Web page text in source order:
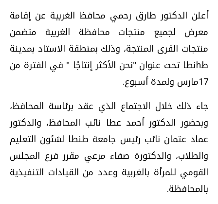
أعلن الدكتور طارق رحمي محافظ الغربية عن إقامة
معرض لجميع منتجات محافظة الغربية متضمن
منتجات القرى المنتجة، وذلك بمنطقة الاستاد بمدينة
طhنطا تحت عنوان "نحن الأكثر إنتاجًا " في الفترة من
17مارس ولمدة أسبوع.
جاء ذلك خلال الاجتماع الذي عقد برئاسة المحافظ،
وبحضور الدكتور أحمد عطا نائب المحافظ، والدكتور
عماد عتمان نائب رئيس جامعة طنطا لشئون التعليم
والطلاب، والدكتورة صفاء مرعي مقرر فرع المجلس
القومي للمرأة بالغربية وعدد من القيادات التنفيذية
بالمحافظة.